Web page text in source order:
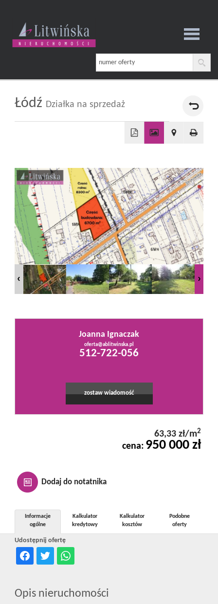
Strona
główna
O
firmie
Oferta
Mieszkania
Domy
Kontakt
Oferty
Łódź Działka na sprzedaż
−
Joanna Ignaczak
oferta@ablitwinska.pl
512-722-056
zostaw wiadomość
63,33 zł/m2
cena: 950 000 zł
Dodaj do notatnika
Udostępnij ofertę
Informacje
ogólne
Kalkulator
kredytowy
Kalkulator
kosztów
Podobne
oferty
Opis nieruchomości